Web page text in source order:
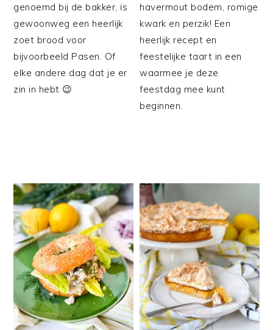
genoemd bij de bakker, is
gewoonweg een heerlijk
zoet brood voor
bijvoorbeeld Pasen. Of
elke andere dag dat je er
zin in hebt 😉
havermout bodem, romige
kwark en perzik! Een
heerlijk recept en
feestelijke taart in een
waarmee je deze
feestdag mee kunt
beginnen.